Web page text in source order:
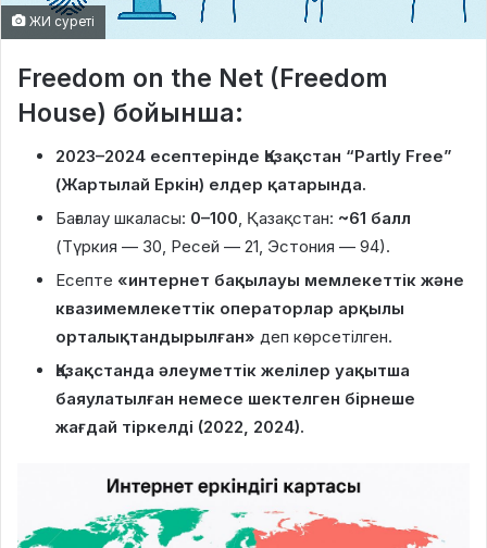
ЖИ суреті
Freedom on the Net (Freedom
House) бойынша:
2023–2024 есептерінде Қазақстан “Partly Free”
(Жартылай Еркін) елдер қатарында.
Бағалау шкаласы: 0–100, Қазақстан: ~61 балл
(Түркия — 30, Ресей — 21, Эстония — 94).
Есепте «интернет бақылауы мемлекеттік және
квазимемлекеттік операторлар арқылы
орталықтандырылған» деп көрсетілген.
Қазақстанда әлеуметтік желілер уақытша
баяулатылған немесе шектелген бірнеше
жағдай тіркелді (2022, 2024).